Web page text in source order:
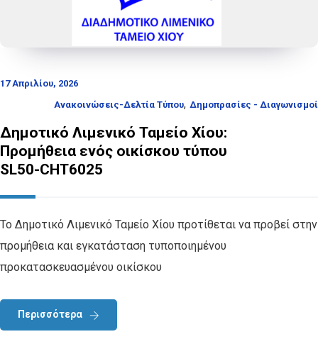
17 Απριλίου, 2026
Ανακοινώσεις-Δελτία Τύπου, Δημοπρασίες - Διαγωνισμοί
Δημοτικό Λιμενικό Ταμείο Χίου:
Προμήθεια ενός οικίσκου τύπου
SL50-CHT6025
Το Δημοτικό Λιμενικό Ταμείο Χίου προτίθεται να προβεί στην
προμήθεια και εγκατάσταση τυποποιημένου
προκατασκευασμένου οικίσκου
Περισσότερα